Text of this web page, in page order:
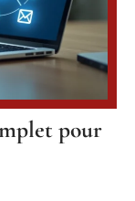
pour